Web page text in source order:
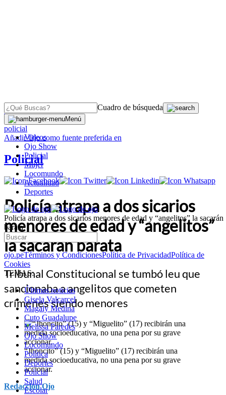
Cuadro de búsqueda
Menú
Videos
Ojo Show
Policial
Mujer
Locomundo
Actualidad
Deportes
Policía atrapa a dos sicarios menores de edad y “angelitos” la sacarán
barata
ojo.peTérminos y CondicionesPolítica de PrivacidadPolítica de
Cookies
TEMAS:
Últimas noticias
Gisela Valcarcel
Magaly Medina
Cuto Guadalupe
Melissa Paredes
Ojo Show
Locomundo
Política
Deportes
Policial
Salud
Escolar
OJO
policial
AñadirOjocomo fuente preferida en
Policial
Policía atrapa a dos sicarios
menores de edad y “angelitos”
la sacarán barata
Tribunal Constitucional se tumbó leu que
sancionaba a angelitos que cometen
crímenes siendo menores
“Jhoncito” (15) y “Miguelito” (17) recibirán una
medida socioeducativa, no una pena por su grave
accionar.
Redacción Ojo